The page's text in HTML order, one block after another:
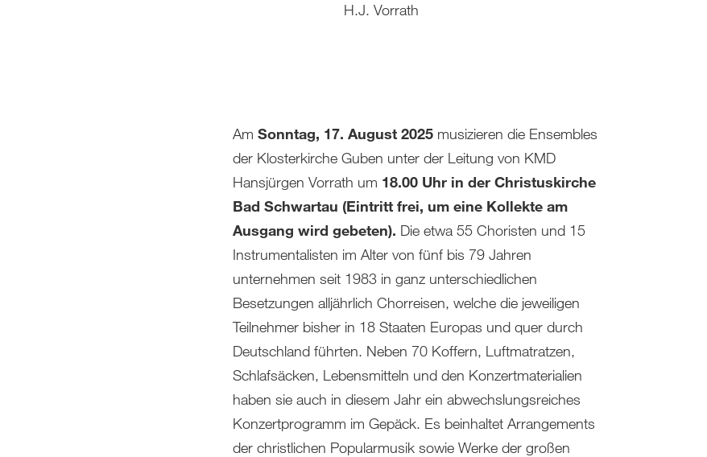
H.J. Vorrath
Am Sonntag, 17. August 2025musizieren die Ensembles
der Klosterkirche Guben unter der Leitung von KMD
Hansjürgen Vorrath um 18.00 Uhr in der Christuskirche
Bad Schwartau (Eintritt frei, um eine Kollekte am
Ausgang wird gebeten). Die etwa 55 Choristen und 15
Instrumentalisten im Alter von fünf bis 79 Jahren
unternehmen seit 1983 in ganz unterschiedlichen
Besetzungen alljährlich Chorreisen, welche die jeweiligen
Teilnehmer bisher in 18 Staaten Europas und quer durch
Deutschland führten. Neben 70 Koffern, Luftmatratzen,
Schlafsäcken, Lebensmitteln und den Konzertmaterialien
haben sie auch in diesem Jahr ein abwechslungsreiches
Konzertprogramm im Gepäck. Es beinhaltet Arrangements
der christlichen Popularmusik sowie Werke der großen